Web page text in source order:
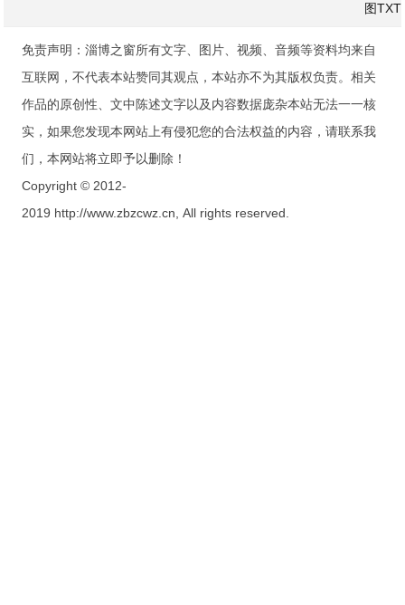
图TXT
免责声明：淄博之窗所有文字、图片、视频、音频等资料均来自
互联网，不代表本站赞同其观点，本站亦不为其版权负责。相关
作品的原创性、文中陈述文字以及内容数据庞杂本站无法一一核
实，如果您发现本网站上有侵犯您的合法权益的内容，请联系我
们，本网站将立即予以删除！
Copyright © 2012-
2019 http://www.zbzcwz.cn, All rights reserved.